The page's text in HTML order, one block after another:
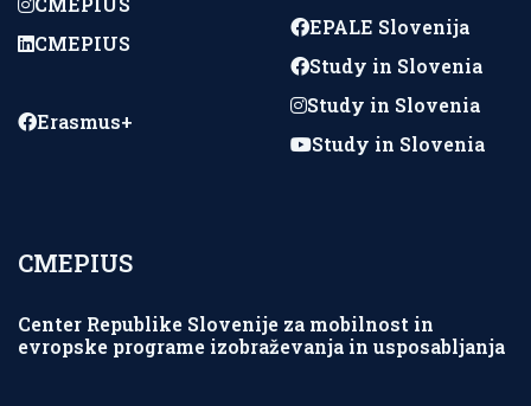
CMEPIUS
Erasmus+
EPALE Slovenija
Study in Slovenia
Study in Slovenia
Study in Slovenia
CMEPIUS
Center Republike Slovenije za mobilnost in
evropske programe izobraževanja in usposabljanja